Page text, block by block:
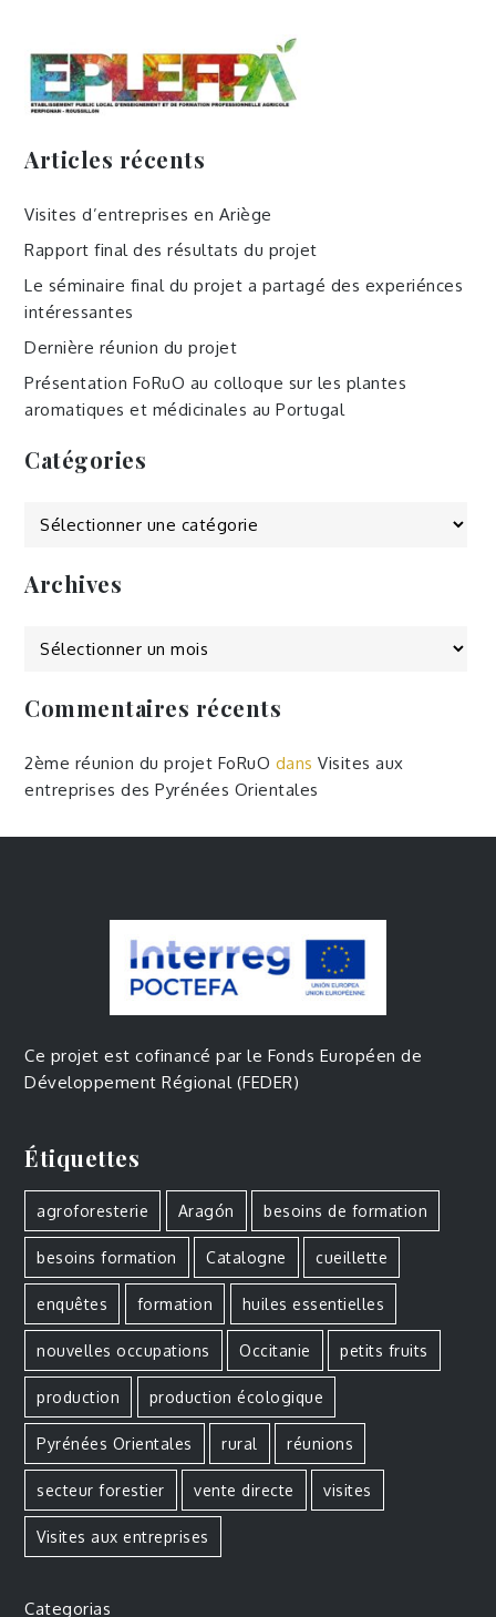
Articles récents
Visites d’entreprises en Ariège
Rapport final des résultats du projet
Le séminaire final du projet a partagé des experiénces
intéressantes
Dernière réunion du projet
Présentation FoRuO au colloque sur les plantes
aromatiques et médicinales au Portugal
Catégories
Catégories
Archives
Commentaires récents
2ème réunion du projet FoRuO dansVisites aux
entreprises des Pyrénées Orientales
Ce projet est cofinancé par le Fonds Européen de
Développement Régional (FEDER)
Étiquettes
agroforesterie Aragón besoins de formation
besoins formation Catalogne cueillette
enquêtes formation huiles essentielles
nouvelles occupations Occitanie petits fruits
production production écologique
Pyrénées Orientales rural réunions
secteur forestier vente directe visites
Visites aux entreprises
Categorias